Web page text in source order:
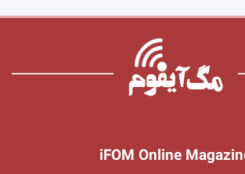
iFOM Online